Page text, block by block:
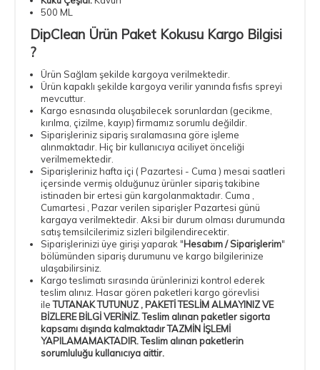
500 ML
DipClean Ürün Paket Kokusu Kargo Bilgisi
?
Ürün Sağlam şekilde kargoya verilmektedir.
Ürün kapaklı şekilde kargoya verilir yanında fısfıs spreyi
mevcuttur.
Kargo esnasında oluşabilecek sorunlardan (gecikme,
kırılma, çizilme, kayıp) firmamız sorumlu değildir.
Siparişleriniz sipariş sıralamasına göre işleme
alınmaktadır. Hiç bir kullanıcıya aciliyet önceliği
verilmemektedir.
Siparişleriniz hafta içi ( Pazartesi - Cuma ) mesai saatleri
içersinde vermiş olduğunuz ürünler sipariş takibine
istinaden bir ertesi gün kargolanmaktadır. Cuma ,
Cumartesi , Pazar verilen siparişler Pazartesi günü
kargaya verilmektedir. Aksi bir durum olması durumunda
satış temsilcilerimiz sizleri bilgilendirecektir.
Siparişlerinizi üye girişi yaparak "Hesabım / Siparişlerim"
bölümünden sipariş durumunu ve kargo bilgilerinize
ulaşabilirsiniz.
Kargo teslimatı sırasında ürünlerinizi kontrol ederek
teslim alınız. Hasar gören paketleri kargo görevlisi
ileTUTANAK TUTUNUZ , PAKETİ TESLİM ALMAYINIZ VE
BİZLERE BİLGİ VERİNİZ. Teslim alınan paketler sigorta
kapsamı dışında kalmaktadır TAZMİN İŞLEMİ
YAPILAMAMAKTADIR. Teslim alınan paketlerin
sorumluluğu kullanıcıya aittir.